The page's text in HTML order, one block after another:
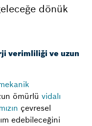
dönük
verimliliği ve uzun
ömürlü vidalı
çevresel
edebileceğini